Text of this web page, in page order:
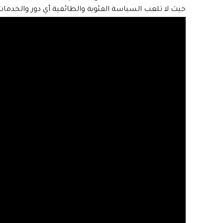
حيث لا تلعب السياسة الفئوية والطائفية أي دور